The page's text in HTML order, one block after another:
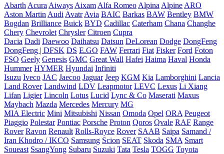
Abarth Acura Aiways Aixam Alfa Romeo Alpina Alpine ARO
Aston Martin Audi Avatr Avia BAIC Barkas BAW Bentley BMW
Bogdan Brilliance Buick BYD Cadillac Caterham Chana Changhe
Chery Chevrolet Chrysler Citroen Cupra
Dacia Dadi Daewoo Daihatsu Datsun DeLorean Dodge DongFeng
DongFeng | DFSK DS E.GO FAW Ferrari Fiat Fisker Ford Foton
FSO Geely Genesis GMC Great Wall Hafei Haima Haval Honda
Hummer HYMER Hyundai Infiniti
Isuzu Iveco JAC Jaecoo Jaguar Jeep KGM Kia Lamborghini Lancia
Land Rover Landwind LDV Leapmotor LEVC Lexus Li Xiang
Lifan Ligier Lincoln Lotus Lucid Lync & Co Maserati Maxus
Maybach Mazda Mercedes Mercury MG
MIA Electric Mini Mitsubishi Nissan Omoda Opel ORA Peugeot
Piaggio Polestar Pontiac Porsche Proton Qoros Qvale RAF Range
Rover Ravon Renault Rolls-Royce Rover SAAB Saipa Samand /
Iran Khodro / IKCO Samsung Scion SEAT Skoda SMA Smart
Soueast SsangYong Subaru Suzuki Tata Tesla TOGG Toyota